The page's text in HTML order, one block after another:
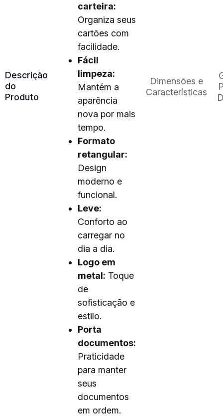
Descrição
do
Produto
carteira:
Organiza seus
cartões com
facilidade.
Fácil
limpeza:
Mantém a
aparência
nova por mais
tempo.
Formato
retangular:
Design
moderno e
funcional.
Leve:
Conforto ao
carregar no
dia a dia.
Logo em
metal: Toque
de
sofisticação e
estilo.
Porta
documentos:
Praticidade
para manter
seus
documentos
em ordem.
Dimensões e
Características